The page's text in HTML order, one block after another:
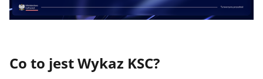
Co to jest Wykaz KSC?